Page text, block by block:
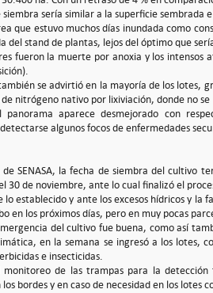
siembra sería similar a la superficie sembrada
que estuvo muchos días inundada como
del stand de plantas, lejos del óptimo que
fueron la muerte por anoxia y los intensos
se advirtió en la mayoría de los lotes,
nitrógeno nativo por lixiviación, donde no
panorama aparece desmejorado con
algunos focos de enfermedades
de SENASA, la fecha de siembra del cultivo
30 de noviembre, ante lo cual finalizó el
lo establecido y ante los excesos hídricos y
en los próximos días, pero en muy pocas
del cultivo fue buena, como así
en la semana se ingresó a los lotes,
e insecticidas.
monitoreo de las trampas para la
bordes y en caso de necesidad en los lotes